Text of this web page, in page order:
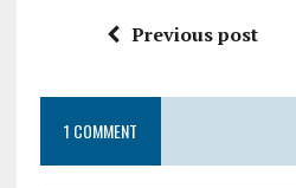
Previous post
1 COMMENT